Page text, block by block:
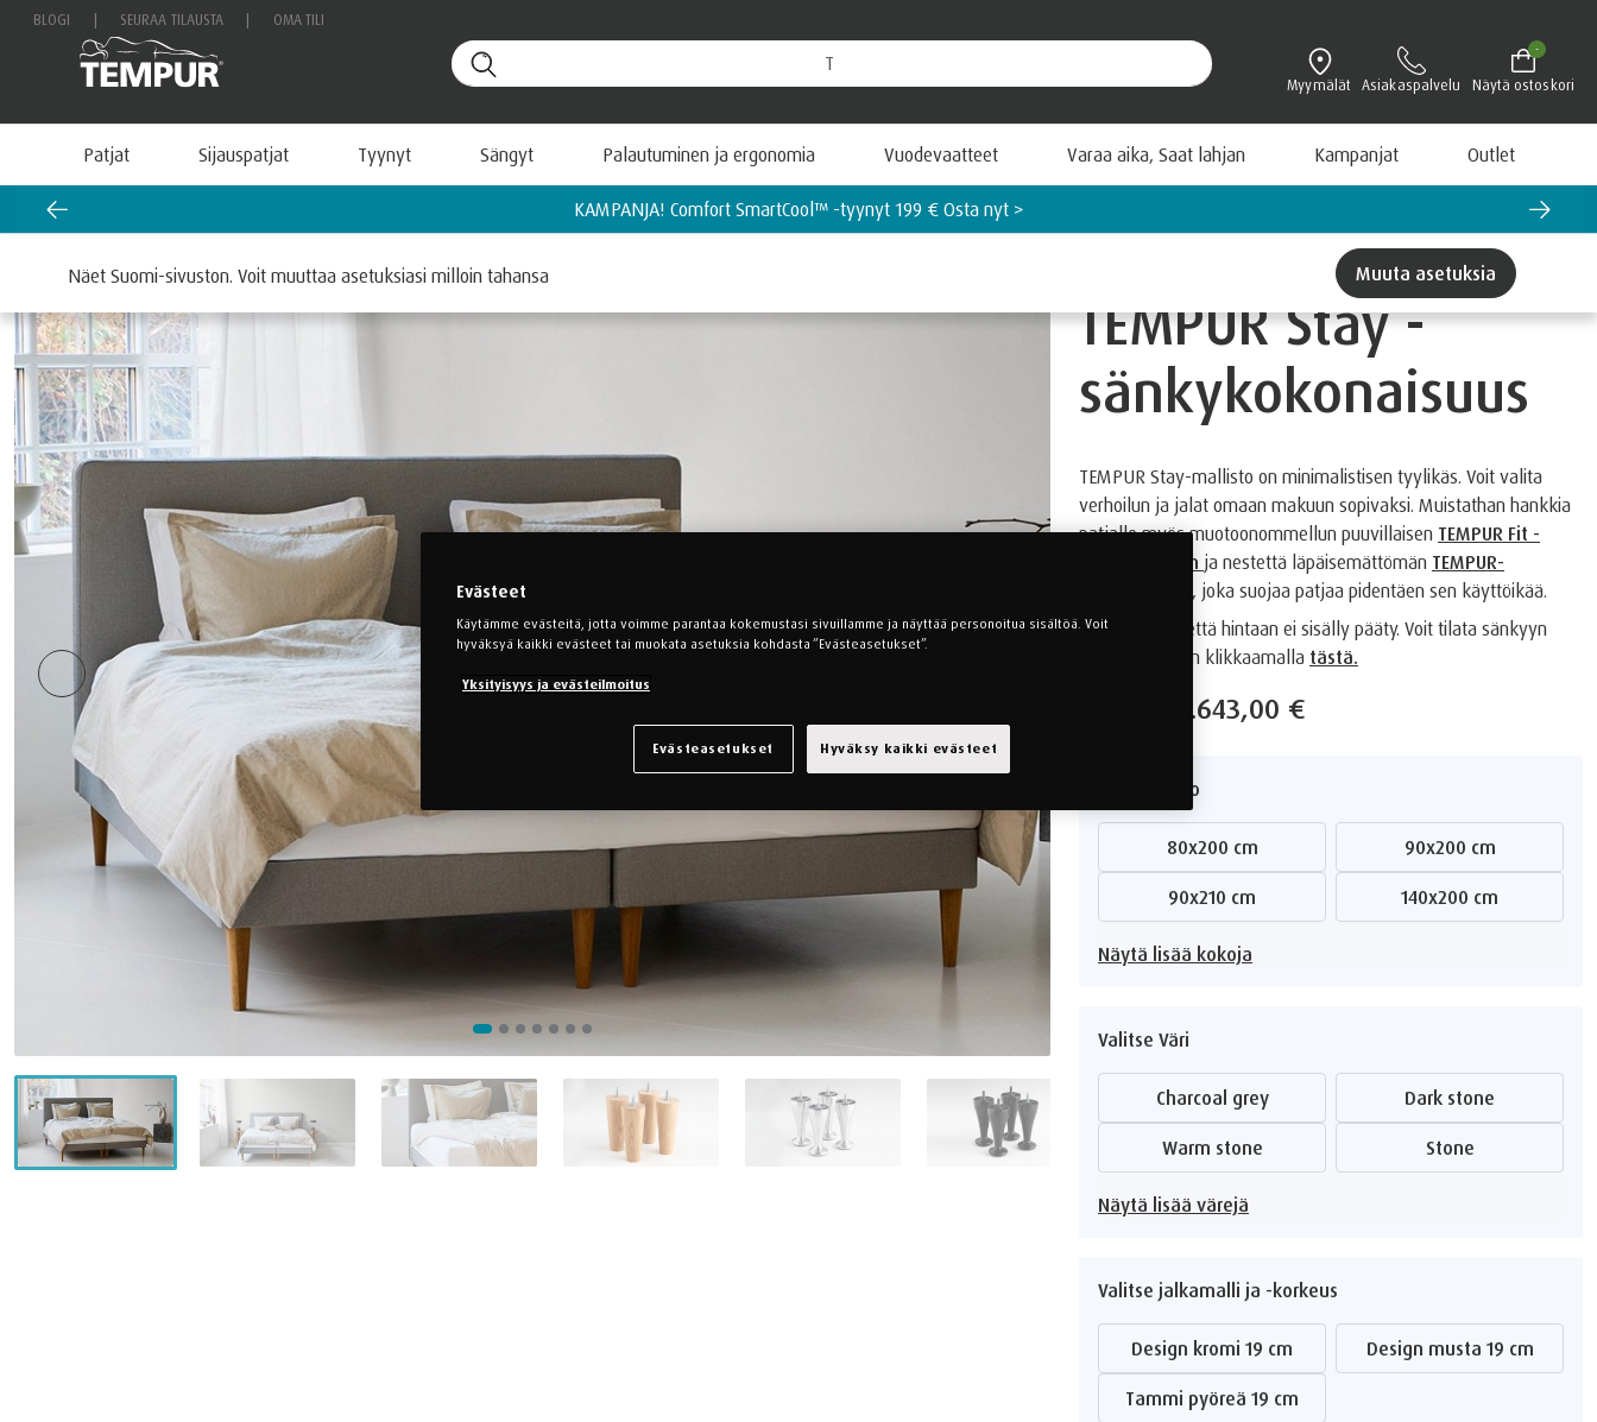
BLOGI SEURAA TILAUSTA OMA TILI
Myymälät Asiakaspalvelu Näytä ostoskori
-
Patjat Sijauspatjat Tyynyt Sängyt Palautuminen ja ergonomia Vuodevaatteet Varaa aika, Saat lahjan Kampanjat Outlet
UUTUUS! TEMPUR PRO® Coolquilt -patjamallisto nyt -15 % Hyödynnä tutustumistarjous >
Näet Suomi-sivuston. Voit muuttaa asetuksiasi milloin tahansa Muuta asetuksia
TEMPUR Stay -
sänkykokonaisuus
TEMPUR Stay-mallisto on minimalistisen tyylikäs. Voit valita
verhoilun ja jalat omaan makuun sopivaksi. Muistathan hankkia
patjalle myös muotoonommellun puuvillaisen TEMPUR Fit -
joustolakanan ja nestettä läpäisemättömän TEMPUR-
, joka suojaa patjaa pidentäen sen käyttöikää.
Huomioithan, että hintaan ei sisälly pääty. Voit tilata sänkyyn
sopivan päädyn klikkaamalla tästä.
2.643,00 €
Valitse Koko
80x200 cm 90x200 cm
90x210 cm 140x200 cm
Näytä lisää kokoja
Valitse Väri
Charcoal grey Dark stone
Warm stone Stone
Näytä lisää värejä
Valitse jalkamalli ja -korkeus
Design kromi 19 cm Design musta 19 cm
Tammi pyöreä 19 cm
Evästeet
Käytämme evästeitä, jotta voimme parantaa kokemustasi sivuillamme ja näyttää personoitua sisältöä. Voit
hyväksyä kaikki evästeet tai muokata asetuksia kohdasta ”Evästeasetukset”.
Yksityisyys ja evästeilmoitus
Hyväksy kaikki evästeet
Evästeasetukset